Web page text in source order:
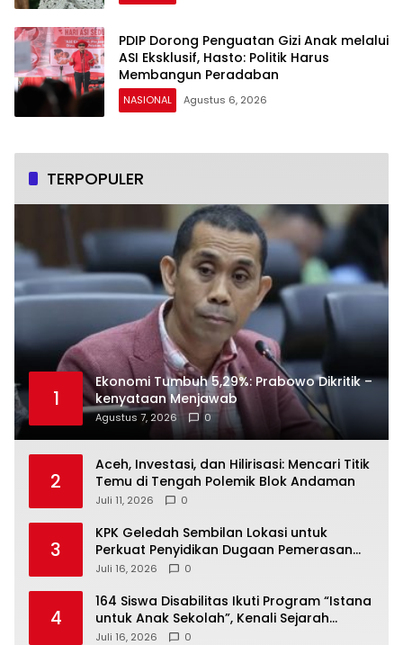
PDIP Dorong Penguatan Gizi Anak melalui
ASI Eksklusif, Hasto: Politik Harus
Membangun Peradaban
NASIONAL Agustus 6, 2026
TERPOPULER
1
Ekonomi Tumbuh 5,29%: Prabowo Dikritik –
kenyataan Menjawab
Agustus 7, 2026 0
2
Aceh, Investasi, dan Hilirisasi: Mencari Titik
Temu di Tengah Polemik Blok Andaman
Juli 11, 2026 0
3
KPK Geledah Sembilan Lokasi untuk
Perkuat Penyidikan Dugaan Pemerasan
Bupati Sukoharjo Nonaktif
Juli 16, 2026 0
4
164 Siswa Disabilitas Ikuti Program “Istana
untuk Anak Sekolah”, Kenali Sejarah
Bangsa dan Pemerintahan
Juli 16, 2026 0